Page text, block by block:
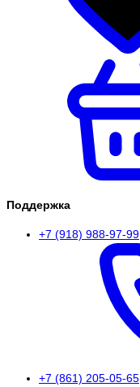
Поддержка
+7 (918) 988-97-99
+7 (861) 205-05-65